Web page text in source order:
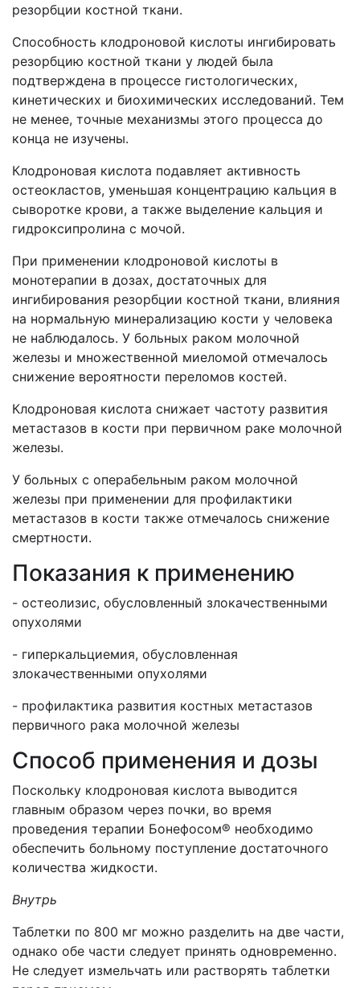
резорбции костной ткани.
Способность клодроновой кислоты ингибировать
резорбцию костной ткани у людей была
подтверждена в процессе гистологических,
кинетических и биохимических исследований. Тем
не менее, точные механизмы этого процесса до
конца не изучены.
Клодроновая кислота подавляет активность
остеокластов, уменьшая концентрацию кальция в
сыворотке крови, а также выделение кальция и
гидроксипролина с мочой.
При применении клодроновой кислоты в
монотерапии в дозах, достаточных для
ингибирования резорбции костной ткани, влияния
на нормальную минерализацию кости у человека
не наблюдалось. У больных раком молочной
железы и множественной миеломой отмечалось
снижение вероятности переломов костей.
Клодроновая кислота снижает частоту развития
метастазов в кости при первичном раке молочной
железы.
У больных с операбельным раком молочной
железы при применении для профилактики
метастазов в кости также отмечалось снижение
смертности.
Показания к применению
- остеолизис, обусловленный злокачественными
опухолями
- гиперкальциемия, обусловленная
злокачественными опухолями
- профилактика развития костных метастазов
первичного рака молочной железы
Способ применения и дозы
Поскольку клодроновая кислота выводится
главным образом через почки, во время
проведения терапии Бонефосом® необходимо
обеспечить больному поступление достаточного
количества жидкости.
Внутрь
Таблетки по 800 мг можно разделить на две части,
однако обе части следует принять одновременно.
Не следует измельчать или растворять таблетки